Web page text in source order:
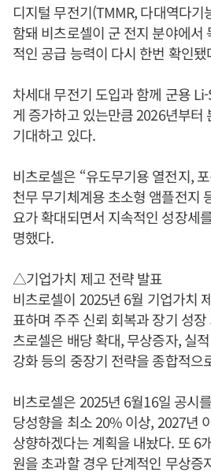
디지털 무전기(TMMR, 다대역다기
함돼 비츠로셀이 군 전지 분야에서
적인 공급 능력이 다시 한번 확인됐
차세대 무전기 도입과 함께 군용
게 증가하고 있는만큼 2026년부터
기대하고 있다.
비츠로셀은 “유도무기용 열전지,
천무 무기체계용 초소형 앰플전지
요가 확대되면서 지속적인 성장세
명했다.
△기업가치 제고 전략 발표
비츠로셀이 2025년 6월 기업가치
표하며 주주 신뢰 회복과 장기 성
츠로셀은 배당 확대, 무상증자, 실
강화 등의 중장기 전략을 종합적으
비츠로셀은 2025년 6월16일 공시
당성향을 최소 20% 이상, 2027년
상향하겠다는 계획을 내놨다. 또 6
원을 초과할 경우 단계적인 무상증